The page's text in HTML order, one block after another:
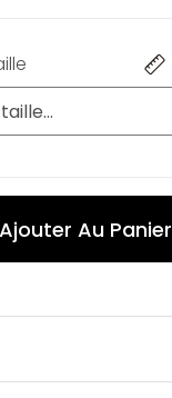
Ajouter Au Panier